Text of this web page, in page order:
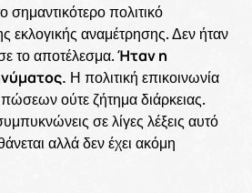
σημαντικότερο πολιτικό
εκλογικής αναμέτρησης. Δεν ήταν
το αποτέλεσμα.Ήταν η
Η πολιτική επικοινωνία
ούτε ζήτημα διάρκειας.
σε λίγες λέξεις αυτό
αλλά δεν έχει ακόμη